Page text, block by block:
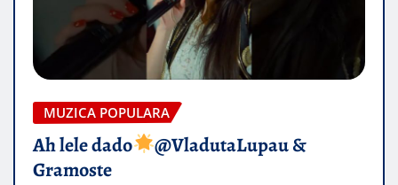
MUZICA POPULARA
Ah lele dado​
@VladutaLupau &
Gramoste